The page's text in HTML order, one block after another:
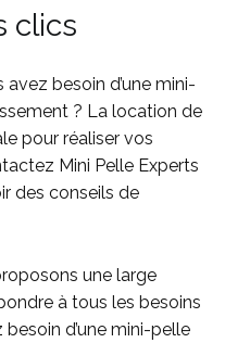
clics
besoin d’une mini-
? La location de
pour réaliser vos
Mini Pelle Experts
des conseils de
une large
à tous les besoins
d’une mini-pelle